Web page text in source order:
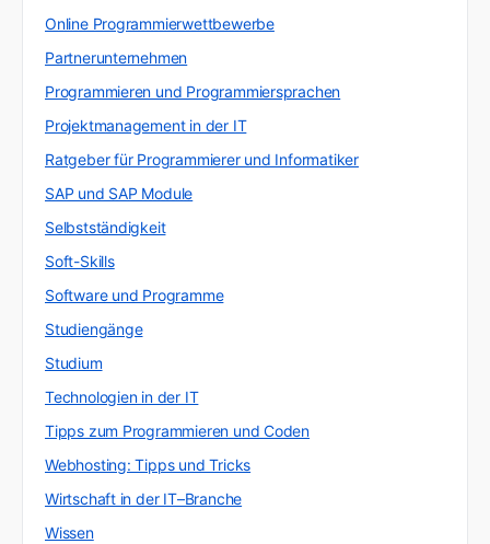
Online Programmierwettbewerbe
Partnerunternehmen
Programmieren und Programmiersprachen
Projektmanagement in der IT
Ratgeber für Programmierer und Informatiker
SAP und SAP Module
Selbstständigkeit
Soft-Skills
Software und Programme
Studiengänge
Studium
Technologien in der IT
Tipps zum Programmieren und Coden
Webhosting: Tipps und Tricks
Wirtschaft in der IT–Branche
Wissen